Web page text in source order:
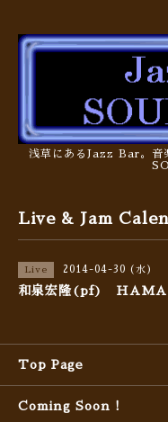
浅草にあるJazz Bar。音
Live & Jam
Live 2014-04-30 (水)
和泉宏隆(pf)
Top Page
Coming Soon !